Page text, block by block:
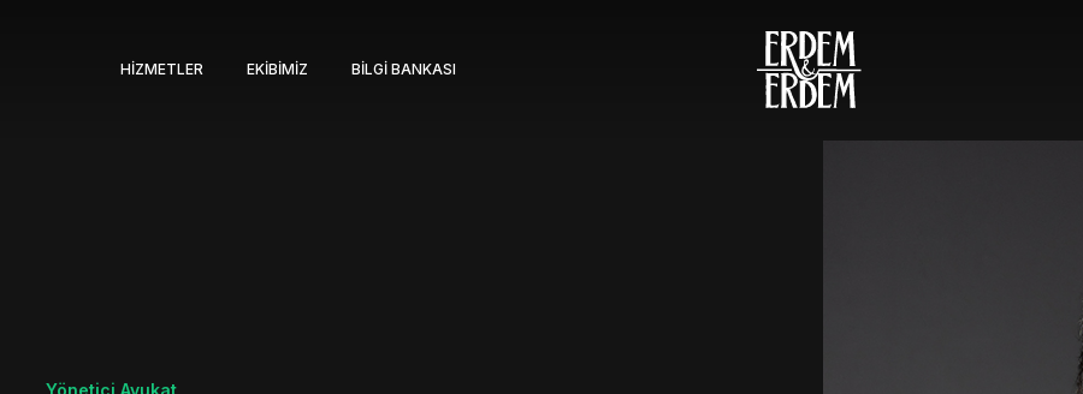
HIZMETLER EKIBIMIZ BILGI BANKASI
Yönetici Avukat